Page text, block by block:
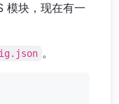
模块，现在有一
。